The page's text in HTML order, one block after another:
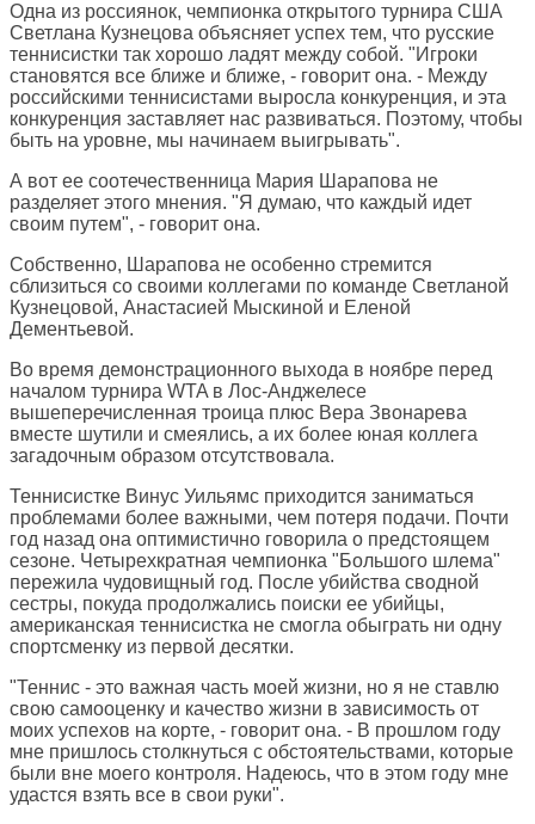
Одна из россиянок, чемпионка открытого турнира США
Светлана Кузнецова объясняет успех тем, что русские
теннисистки так хорошо ладят между собой. "Игроки
становятся все ближе и ближе, - говорит она. - Между
российскими теннисистами выросла конкуренция, и эта
конкуренция заставляет нас развиваться. Поэтому, чтобы
быть на уровне, мы начинаем выигрывать".
А вот ее соотечественница Мария Шарапова не
разделяет этого мнения. "Я думаю, что каждый идет
своим путем", - говорит она.
Собственно, Шарапова не особенно стремится
сблизиться со своими коллегами по команде Светланой
Кузнецовой, Анастасией Мыскиной и Еленой
Дементьевой.
Во время демонстрационного выхода в ноябре перед
началом турнира WTA в Лос-Анджелесе
вышеперечисленная троица плюс Вера Звонарева
вместе шутили и смеялись, а их более юная коллега
загадочным образом отсутствовала.
Теннисистке Винус Уильямс приходится заниматься
проблемами более важными, чем потеря подачи. Почти
год назад она оптимистично говорила о предстоящем
сезоне. Четырехкратная чемпионка "Большого шлема"
пережила чудовищный год. После убийства сводной
сестры, покуда продолжались поиски ее убийцы,
американская теннисистка не смогла обыграть ни одну
спортсменку из первой десятки.
"Теннис - это важная часть моей жизни, но я не ставлю
свою самооценку и качество жизни в зависимость от
моих успехов на корте, - говорит она. - В прошлом году
мне пришлось столкнуться с обстоятельствами, которые
были вне моего контроля. Надеюсь, что в этом году мне
удастся взять все в свои руки".